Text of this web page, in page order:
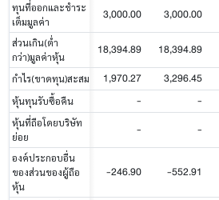
ทุนที่ออกและชำระ
เต็มมูลค่า
3,000.00 3,000.00
ส่วนเกิน(ต่ำ
กว่า)มูลค่าหุ้น
18,394.89 18,394.89
กำไร(ขาดทุน)สะสม 1,970.27 3,296.45
หุ้นทุนรับซื้อคืน - -
หุ้นที่ถือโดยบริษัท
ย่อย
- -
องค์ประกอบอื่น
ของส่วนของผู้ถือ
หุ้น
-246.90 -552.91